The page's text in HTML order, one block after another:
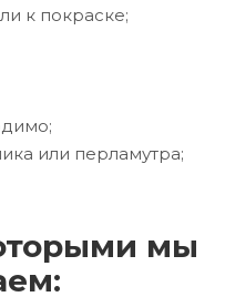
к покраске;
или перламутра;
мы